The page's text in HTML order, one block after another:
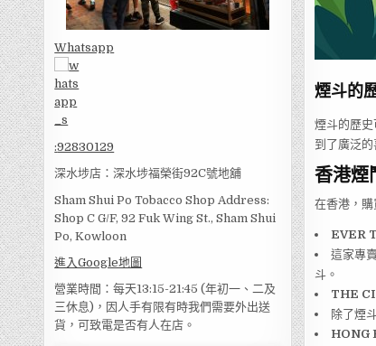
Whatsapp
:92830129
深水埗店：深水埗福榮街92C號地舖
Sham Shui Po Tobacco Shop Address:
Shop C G/F, 92 Fuk Wing St., Sham Shui
Po, Kowloon
進入Google地圖
營業時間：每天13:15-21:45 (年初一、二及
三休息)，因人手有限有時我們需要外出送
貨，可致電是否有人在店。
煙斗的
煙斗的歷
到了廣泛
香港煙
在香港，
EVER
這家專
斗。
THE
除了煙
HONG